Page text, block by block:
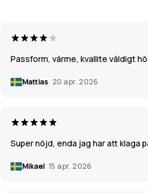
Passform, värme, kvallite väldigt
Mattias 20 apr. 2026
Super nöjd, enda jag har att klaga
Mikael 15 apr. 2026